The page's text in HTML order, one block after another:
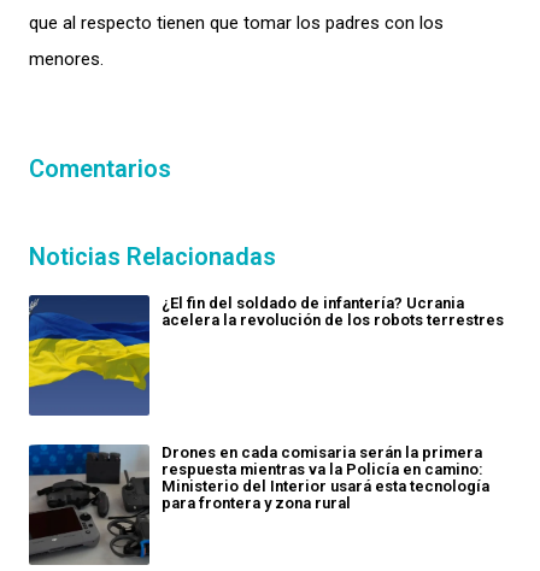
que al respecto tienen que tomar los padres con los
menores.
Comentarios
Noticias Relacionadas
¿El fin del soldado de infantería? Ucrania
acelera la revolución de los robots terrestres
Drones en cada comisaria serán la primera
respuesta mientras va la Policía en camino:
Ministerio del Interior usará esta tecnología
para frontera y zona rural